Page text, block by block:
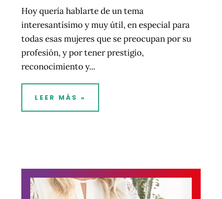
Hoy quería hablarte de un tema
interesantísimo y muy útil, en especial para
todas esas mujeres que se preocupan por su
profesión, y por tener prestigio,
reconocimiento y...
LEER MÁS »